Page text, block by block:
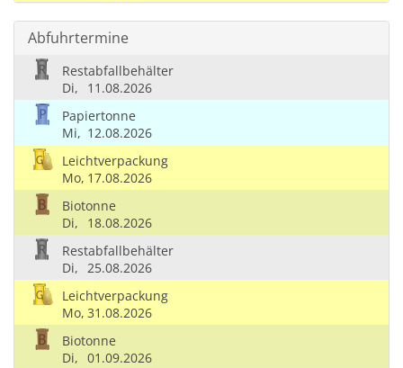
Abfuhrtermine
Restabfallbehälter
Di,
11.08.2026
Papiertonne
Mi, 12.08.2026
Leichtverpackung
Mo, 17.08.2026
Biotonne
Di,
18.08.2026
Restabfallbehälter
Di, 25.08.2026
Leichtverpackung
Mo, 31.08.2026
Biotonne
Di, 01.09.2026